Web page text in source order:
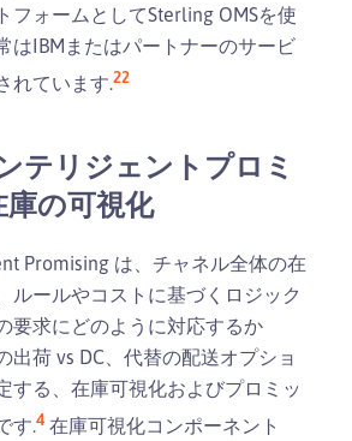
フォームとしてSterling OMSを使
はIBMまたはパートナーのサービ
れています.22
テリジェントプロミ
の可視化
Promising は、チャネル全体の在
ルールやコストに基づくロジック
要求にどのように対応するか
出荷 vs DC、代替の配送オプショ
する、在庫可視化およびプロミッ
す.4 在庫可視化コンポーネント